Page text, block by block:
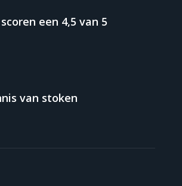
een 4,5 van 5
van stoken